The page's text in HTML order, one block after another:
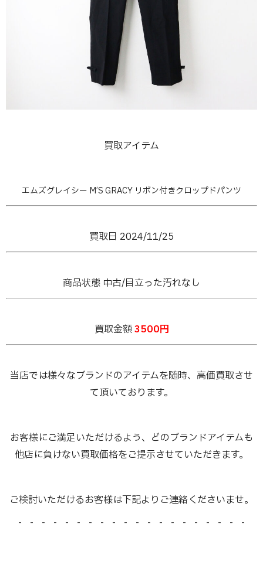
買取アイテム
エムズグレイシー M’S GRACY リボン付きクロップドパンツ
買取日 2024/11/25
商品状態 中古/目立った汚れなし
買取金額3500円
当店では様々なブランドのアイテムを随時、高価買取させ
て頂いております。
お客様にご満足いただけるよう、どのブランドアイテムも
他店に負けない買取価格をご提示させていただきます。
ご検討いただけるお客様は下記よりご連絡くださいませ。
- - - - - - - - - - - - - - - - - - - -